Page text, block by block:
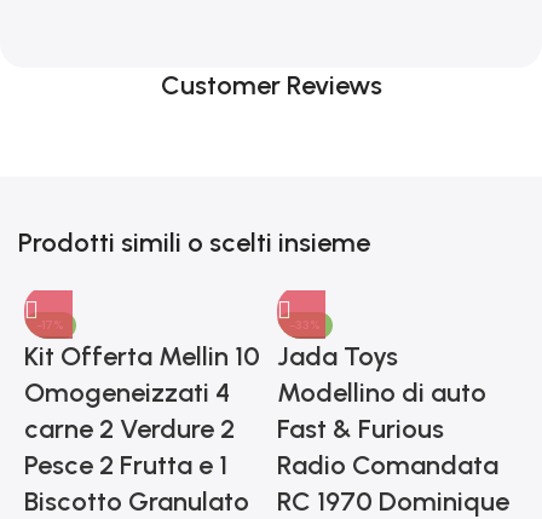
Customer Reviews
Prodotti simili o scelti insieme
-17%
Kit Offerta Mellin 10
Omogeneizzati 4
carne 2 Verdure 2
Pesce 2 Frutta e 1
Biscotto Granulato
-33%
Jada Toys
Modellino di auto
Fast & Furious
Radio Comandata
RC 1970 Dominique